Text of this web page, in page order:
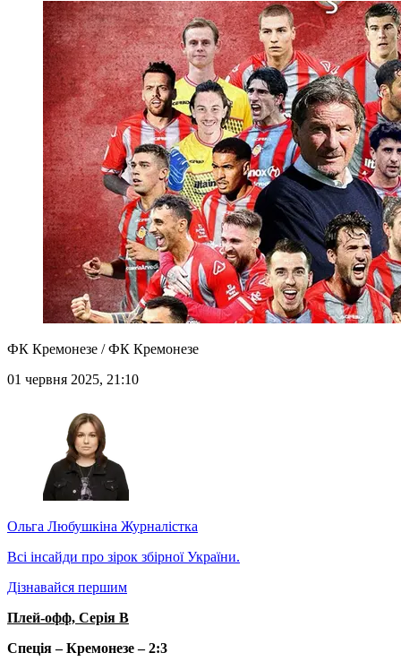
ФК Кремонезе / ФК Кремонезе
01 червня 2025, 21:10
Ольга Любушкіна Журналістка
Всі інсайди про зірок збірної України.
Дізнавайся першим
Плей-офф, Серія В
Спеція – Кремонезе – 2:3